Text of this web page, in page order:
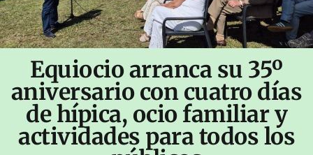
Equiocio arranca su 35º
aniversario con cuatro días
de hípica, ocio familiar y
actividades para todos los